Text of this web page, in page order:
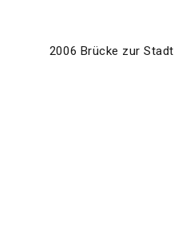
Nächster
2006 Brücke zur Stadt